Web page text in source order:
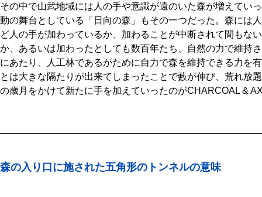
その中で山武地域には人の手や意識が遠のいた森が増えてい
動の舞台としている「日向の森」もその一つだった。森には
ど人の手が加わっているか、加わることが中断されて間もな
か、あるいは加わったとしても数百年たち、自然の力で維持
にあたり、人工林であるがために自力で森を維持できる力を
とは大きな隔たりが出来てしまったことで藪が伸び、荒れ放
の歳月をかけて新たに手を加えていったのがCHARCOAL &
森の入り口に施された五角形のトンネルの意味